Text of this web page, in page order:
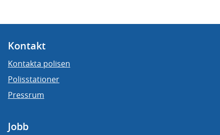
Kontakt
Kontakta polisen
Polisstationer
Pressrum
Jobb